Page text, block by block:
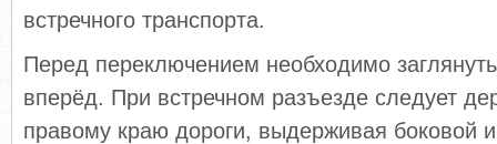
встречного транспорта.
Перед переключением необходимо
вперёд. При встречном разъезде следует
правому краю дороги, выдерживая боковой